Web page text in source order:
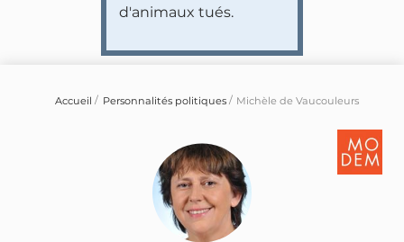
d'animaux tués.
Accueil Personnalités politiques Michèle de Vaucouleurs